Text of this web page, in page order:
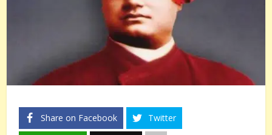
Share on Facebook Twitter